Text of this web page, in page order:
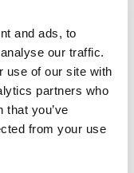
and ads, to
our traffic.
use of our site with
partners who
that you’ve
from your use
支えるアプリ
のような課題に直面し
を得たい 新しい解析
た課題解
ーションノート集 で
高効率な測定